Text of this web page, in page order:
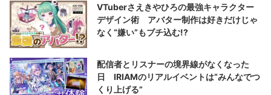
VTuberさえきやひろの最強キャラクター
デザイン術 アバター制作は好きだけじゃ
なく“嫌い”もブチ込む!?
配信者とリスナーの境界線がなくなった
日 IRIAMのリアルイベントは“みんなでつ
くり上げる”